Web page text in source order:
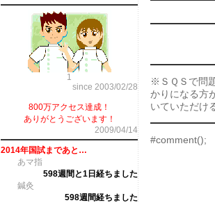
1
since 2003/02/28
800万アクセス達成！
ありがとうございます！
2009/04/14
2014年国試まであと…
あマ指
598週間と1日経ちました
鍼灸
598週間経ちました
※ＳＱＳで問
かりになる方
いていただけ
#comment();